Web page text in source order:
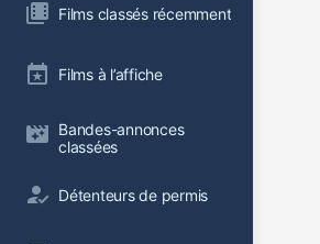
Films classés récemment
Films à l’affiche
Bandes-annonces
classées
Détenteurs de permis